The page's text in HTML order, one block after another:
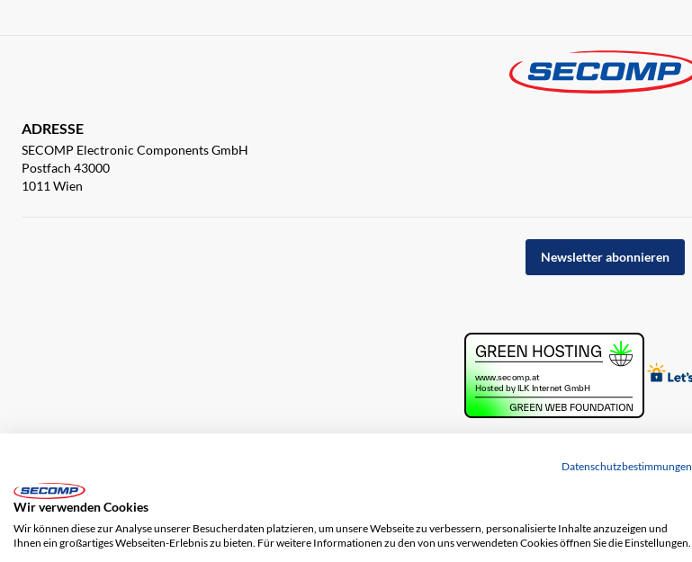
ADRESSE
SECOMP Electronic Components GmbH
Postfach 43000
1011 Wien
Newsletter abonnieren
Impressum
Datenschutzbestimmungen
Wir verwenden Cookies
Wir können diese zur Analyse unserer Besucherdaten platzieren, um unsere Webseite zu verbessern, personalisierte Inhalte anzuzeigen und
Ihnen ein großartiges Webseiten-Erlebnis zu bieten. Für weitere Informationen zu den von uns verwendeten Cookies öffnen Sie die Einstellungen.